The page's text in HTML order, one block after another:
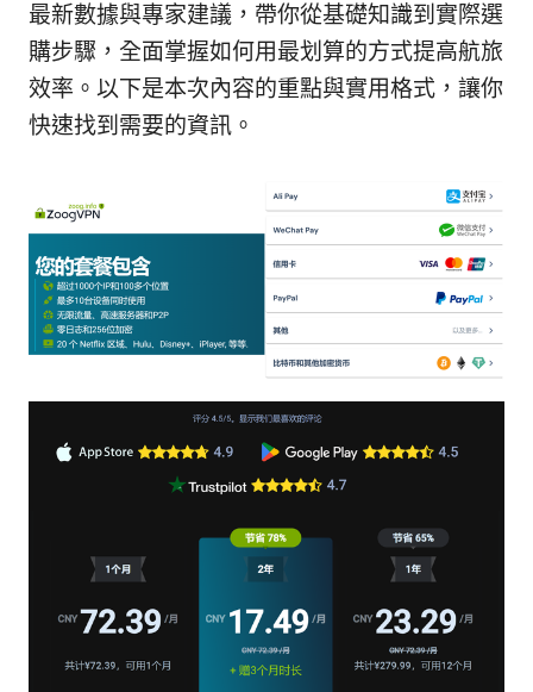
最新數據與專家建議，帶你從基礎知識到實際選
購步驟，全面掌握如何用最划算的方式提高航旅
效率。以下是本次內容的重點與實用格式，讓你
快速找到需要的資訊。